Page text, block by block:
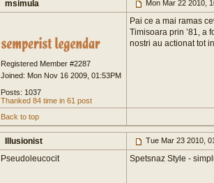
msimula Mon Mar 22 2010,
Registered Member #2287
Joined: Mon Nov 16 2009, 01:53PM
Posts: 1037
Thanked 84 time in 61 post
Pai ce a mai ramas
Timisoara prin ’81, a
nostri au actionat tot
Back to top
Illusionist Tue Mar 23 2010,
Pseudoleucocit Spetsnaz Style -